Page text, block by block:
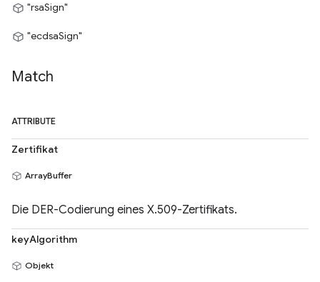
"rsaSign"
"ecdsaSign"
Match
ATTRIBUTE
Zertifikat
ArrayBuffer
Die DER-Codierung eines X.509-Zertifikats.
keyAlgorithm
Objekt